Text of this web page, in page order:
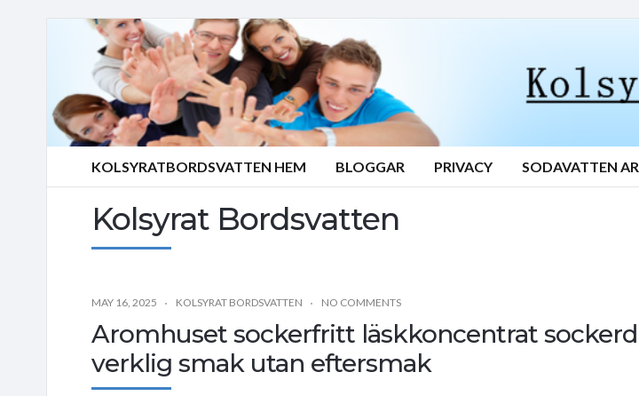
KOLSYRATBORDSVATTEN HEM BLOGGAR PRIVACY SODAVATTEN
Kolsyrat Bordsvatten
MAY 16, 2025 KOLSYRAT BORDSVATTEN NO COMMENTS
Aromhuset sockerfritt läskkoncentrat
verklig smak utan eftersmak